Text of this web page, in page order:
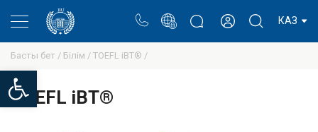
Open toolbar
КАЗ
Басты бет / Білім / TOEFL iBT® /
TOEFL iBT®